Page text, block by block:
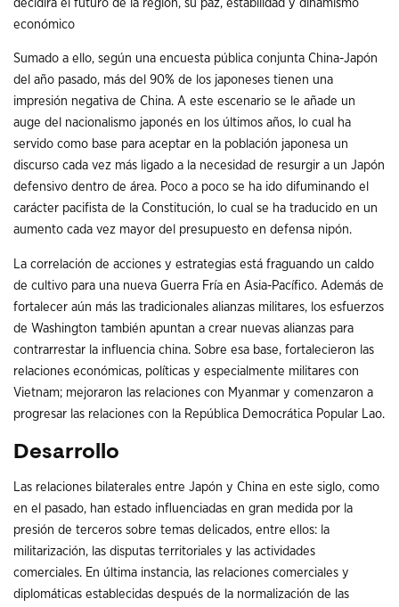
decidirá el futuro de la región, su paz, estabilidad y dinamismo
económico
Sumado a ello, según una encuesta pública conjunta China-Japón
del año pasado, más del 90% de los japoneses tienen una
impresión negativa de China. A este escenario se le añade un
auge del nacionalismo japonés en los últimos años, lo cual ha
servido como base para aceptar en la población japonesa un
discurso cada vez más ligado a la necesidad de resurgir a un Japón
defensivo dentro de área. Poco a poco se ha ido difuminando el
carácter pacifista de la Constitución, lo cual se ha traducido en un
aumento cada vez mayor del presupuesto en defensa nipón.
La correlación de acciones y estrategias está fraguando un caldo
de cultivo para una nueva Guerra Fría en Asia-Pacífico. Además de
fortalecer aún más las tradicionales alianzas militares, los esfuerzos
de Washington también apuntan a crear nuevas alianzas para
contrarrestar la influencia china. Sobre esa base, fortalecieron las
relaciones económicas, políticas y especialmente militares con
Vietnam; mejoraron las relaciones con Myanmar y comenzaron a
progresar las relaciones con la República Democrática Popular Lao.
Desarrollo
Las relaciones bilaterales entre Japón y China en este siglo, como
en el pasado, han estado influenciadas en gran medida por la
presión de terceros sobre temas delicados, entre ellos: la
militarización, las disputas territoriales y las actividades
comerciales. En última instancia, las relaciones comerciales y
diplomáticas establecidas después de la normalización de las